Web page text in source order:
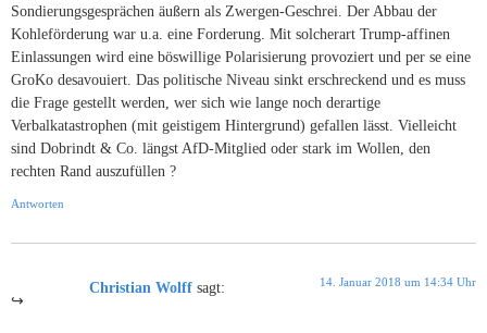
Sondierungsgesprächen äußern als Zwergen-Geschrei. Der Abbau der
Kohleförderung war u.a. eine Forderung. Mit solcherart Trump-affinen
Einlassungen wird eine böswillige Polarisierung provoziert und per se eine
GroKo desavouiert. Das politische Niveau sinkt erschreckend und es muss
die Frage gestellt werden, wer sich wie lange noch derartige
Verbalkatastrophen (mit geistigem Hintergrund) gefallen lässt. Vielleicht
sind Dobrindt & Co. längst AfD-Mitglied oder stark im Wollen, den
rechten Rand auszufüllen ?
Antworten
Christian Wolff sagt: 14. Januar 2018 um 14:34 Uhr